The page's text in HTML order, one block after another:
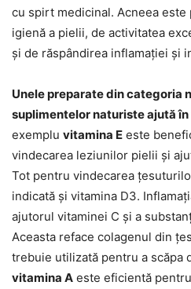
cu spirt medicinal. Acneea este
igienă a pielii, de activitatea
și de răspândirea inflamației și
Unele preparate din categoria
suplimentelor naturiste ajută
exemplu vitamina E este
vindecarea leziunilor pielii și
Tot pentru vindecarea
indicată și vitamina D3.
ajutorul vitaminei C și a
Aceasta reface colagenul din
trebuie utilizată pentru a scăpa
vitamina A este eficientă